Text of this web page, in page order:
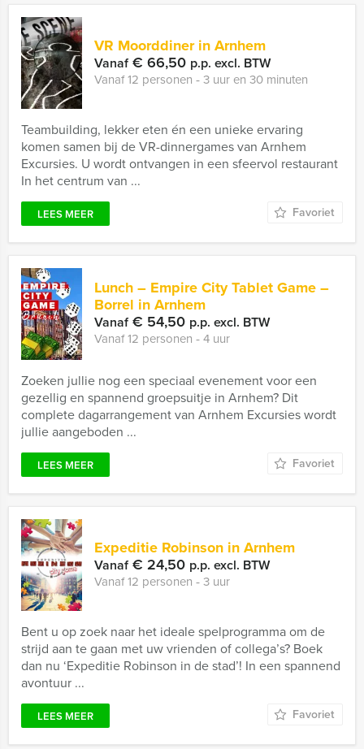
VR Moorddiner in Arnhem
Vanaf€ 66,50 p.p. excl. BTW
Vanaf 12 personen ‐ 3 uur en 30 minuten
Teambuilding, lekker eten én een unieke ervaring
komen samen bij de VR-dinnergames van Arnhem
Excursies. U wordt ontvangen in een sfeervol restaurant
In het centrum van ...
LEES MEER Favoriet
Lunch – Empire City Tablet Game –
Borrel in Arnhem
Vanaf€ 54,50 p.p. excl. BTW
Vanaf 12 personen ‐ 4 uur
Zoeken jullie nog een speciaal evenement voor een
gezellig en spannend groepsuitje in Arnhem? Dit
complete dagarrangement van Arnhem Excursies wordt
jullie aangeboden ...
LEES MEER Favoriet
Expeditie Robinson in Arnhem
Vanaf€ 24,50 p.p. excl. BTW
Vanaf 12 personen ‐ 3 uur
Bent u op zoek naar het ideale spelprogramma om de
strijd aan te gaan met uw vrienden of collega’s? Boek
dan nu ‘Expeditie Robinson in de stad’! In een spannend
avontuur ...
LEES MEER Favoriet